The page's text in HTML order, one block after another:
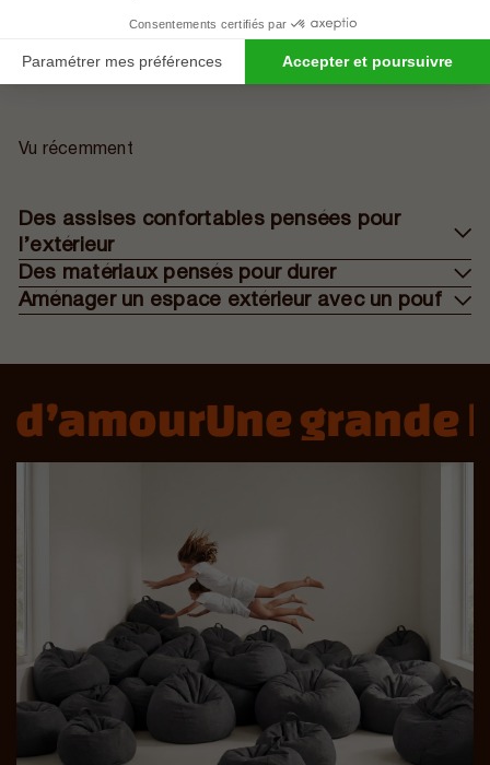
Vu récemment
Des assises confortables pensées pour
l’extérieur
Des matériaux pensés pour durer
Aménager un espace extérieur avec un pouf
Une grande
Consentements certifiés par
Paramétrer mes préférences Accepter et poursuivre